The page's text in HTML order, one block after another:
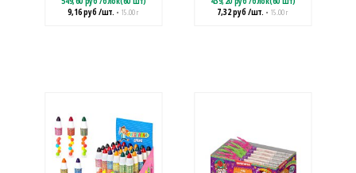
9,16руб /шт. • 15.00 г
7,32руб /шт. • 15.00 г